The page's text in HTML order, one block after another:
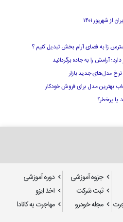
از شهریور ۱۴۰۱
زا به فضای آرام بخش تبدیل کنیم ؟
آرامش را به جاده برگردانید
مدل‌های جدید بازار
بهترین مدل برای فروش خودکار
یا پرخطر؟
جزوه آموزشی
دوره آموزشی
ثبت شرکت
اخذ ایزو
مجله خودرو
مهاجرت به کانادا